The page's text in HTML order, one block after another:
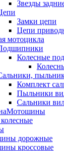
Звезды
Замки цепи
Цепи
мотоцикла
Колесные
Комплект
Пыльники
Сальники
Мотошины
дорожные
кроссовые